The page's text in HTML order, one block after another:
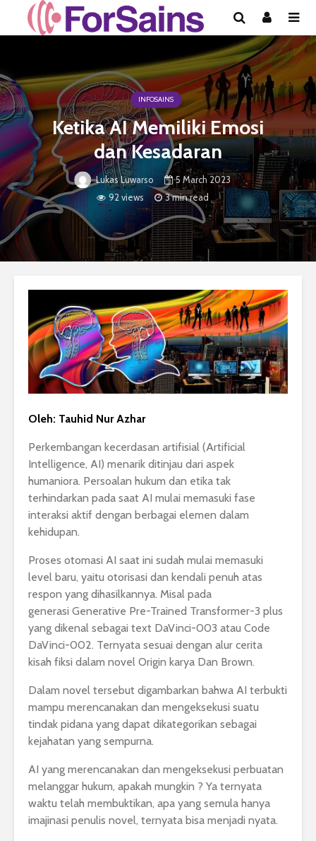
INFOSAINS
Ketika AI Memiliki Emosi
dan Kesadaran
Lukas Luwarso
5 March 2023
92 views
3 min read
Oleh: Tauhid Nur Azhar
Perkembangan kecerdasan artifisial (Artificial
Intelligence, AI) menarik ditinjau dari aspek
humaniora. Persoalan hukum dan etika tak
terhindarkan pada saat AI mulai memasuki fase
interaksi aktif dengan berbagai elemen dalam
kehidupan.
Proses otomasi AI saat ini sudah mulai memasuki
level baru, yaitu otorisasi dan kendali penuh atas
respon yang dihasilkannya. Misal pada
generasi Generative Pre-Trained Transformer-3 plus
yang dikenal sebagai text DaVinci-003 atau Code
DaVinci-002. Ternyata sesuai dengan alur cerita
kisah fiksi dalam novel Origin karya Dan Brown.
Dalam novel tersebut digambarkan bahwa AI terbukti
mampu merencanakan dan mengeksekusi suatu
tindak pidana yang dapat dikategorikan sebagai
kejahatan yang sempurna.
AI yang merencanakan dan mengeksekusi perbuatan
melanggar hukum, apakah mungkin ? Ya ternyata
waktu telah membuktikan, apa yang semula hanya
imajinasi penulis novel, ternyata bisa menjadi nyata.